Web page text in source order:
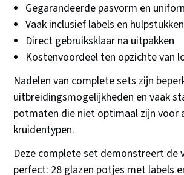
Gegarandeerde pasvorm en
Vaak inclusief labels en hulpstukken
Direct gebruiksklaar na uitpakken
Kostenvoordeel ten opzichte van
Nadelen van complete sets zijn
uitbreidingsmogelijkheden en vaak
potmaten die niet optimaal zijn voor
kruidentypen.
Deze complete set demonstreert de
perfect: 28 glazen potjes met labels